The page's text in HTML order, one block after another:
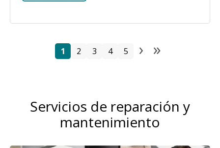
Paginación
Página
1 Página
2 Página
3 Página
4 Página
5 Next page
› Last
»
Servicios de reparación y
mantenimiento